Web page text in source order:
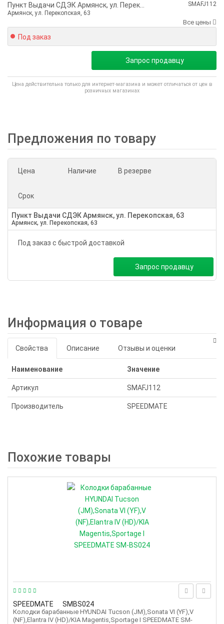
Армянск, ул. Перекопская, 63
SMAFJ112
Все цены
Под заказ
Запрос продавцу
Цена действительна только для интернет-магазина и может отличаться от цен в
розничных магазинах
Предложения по товару
Цена Наличие В резерве
Срок
Пункт Выдачи СДЭК Армянск, ул. Перекопская, 63
Армянск, ул. Перекопская, 63
Под заказ с быстрой доставкой
Запрос продавцу
Информация о товаре
Свойства Описание Отзывы и оценки
Наименование Значение
Артикул SMAFJ112
Производитель SPEEDMATE
Похожие товары
SPEEDMATE SMBS024
Колодки барабанные HYUNDAI Tucson (JM),Sonata VI (YF),V
(NF),Elantra IV (HD)/KIA Magentis,Sportage I SPEEDMATE SM-